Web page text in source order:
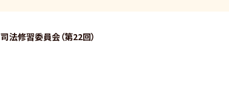
司法修習委員会（第22回）